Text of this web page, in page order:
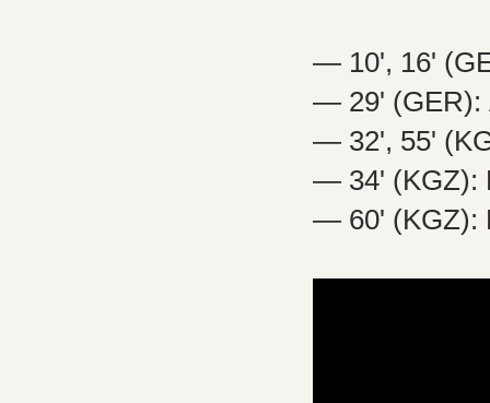
— 10', 16'
— 29' (GER):
— 32', 55'
— 34' (KGZ):
— 60' (KGZ):